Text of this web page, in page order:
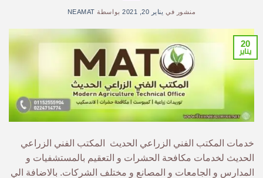
منشور في يناير 20, 2021 بواسطة NEAMAT
20
يناير
خدمات المكتب الفني الزراعي الحديث المكتب الفني الزراعي
الحديث لخدمات مكافحة الحشرات و التعقيم بالمستشفيات و
المدارس و الجامعات و المصانع و مختلف الشركات. بالاضافة الي